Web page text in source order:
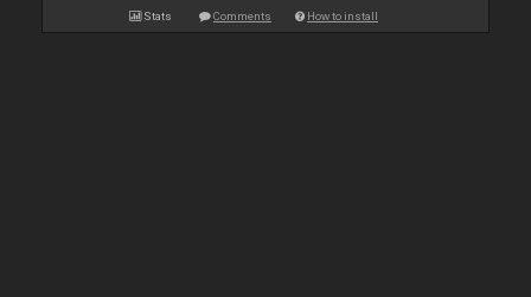
Stats Comments How to install